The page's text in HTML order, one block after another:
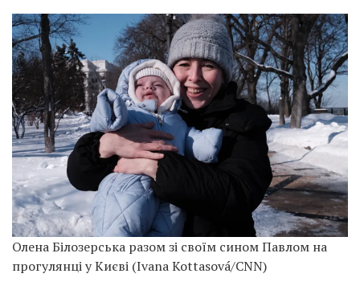
Олена Білозерська разом зі своїм сином Павлом на
прогулянці у Києві (Ivana Kottasová/CNN)